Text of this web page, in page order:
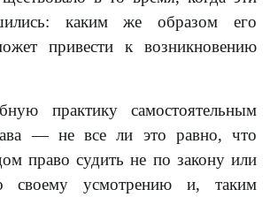
каким же образом его
привести к возникновению
практику самостоятельным
— не все ли это равно, что
право судить не по закону или
усмотрению и, таким